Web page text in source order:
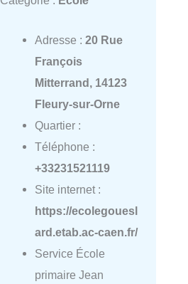
Adresse : 20 Rue
François
Mitterrand, 14123
Fleury-sur-Orne
Quartier :
Téléphone :
+33231521119
Site internet :
https://ecolegouesl
ard.etab.ac-caen.fr/
Service École
primaire Jean